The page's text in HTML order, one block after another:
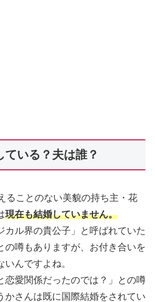
いる？夫は誰？
ることのない美貌の持ち主・花
現在も結婚していません。
カル界の貴公子」と呼ばれていた
の噂もありますが、お付き合いを
んですよね。
恋愛関係だったのでは？」との噂
かさんは既に国際結婚をされてい